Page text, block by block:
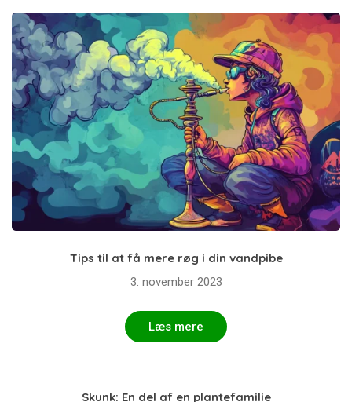
Tips til at få mere røg i din vandpibe
3. november 2023
Læs mere
Skunk: En del af en plantefamilie